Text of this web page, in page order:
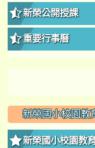
新榮公開授課
重要行事曆
新榮國小校園教
新榮國小校園教